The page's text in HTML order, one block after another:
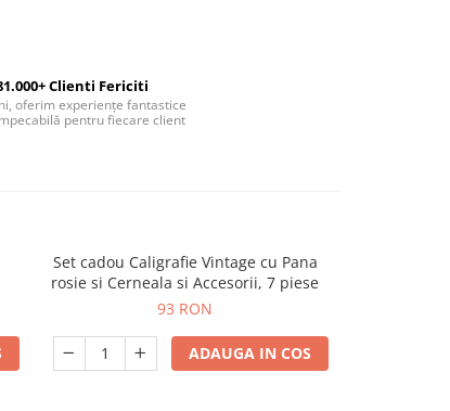
Clienti Fericiti
oferim experiențe fantastice
pentru fiecare client
Set cadou Caligrafie Vintage cu Pana
rosie si Cerneala si Accesorii, 7 piese
93 RON
ADAUGA IN COS